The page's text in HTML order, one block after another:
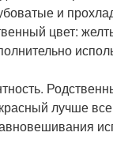
и
цвет:
лучше